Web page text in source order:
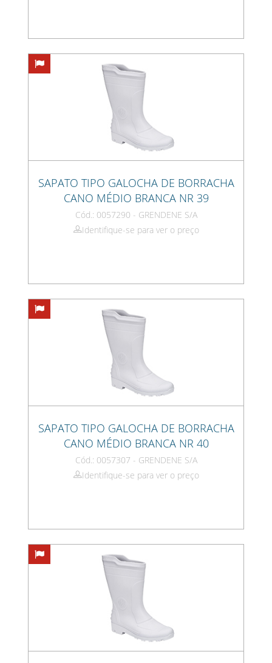
SAPATO TIPO GALOCHA DE BORRACHA
CANO MÉDIO BRANCA NR 39
Cód.: 0057290 - GRENDENE S/A
Identifique-se para ver o preço
SAPATO TIPO GALOCHA DE BORRACHA
CANO MÉDIO BRANCA NR 40
Cód.: 0057307 - GRENDENE S/A
Identifique-se para ver o preço